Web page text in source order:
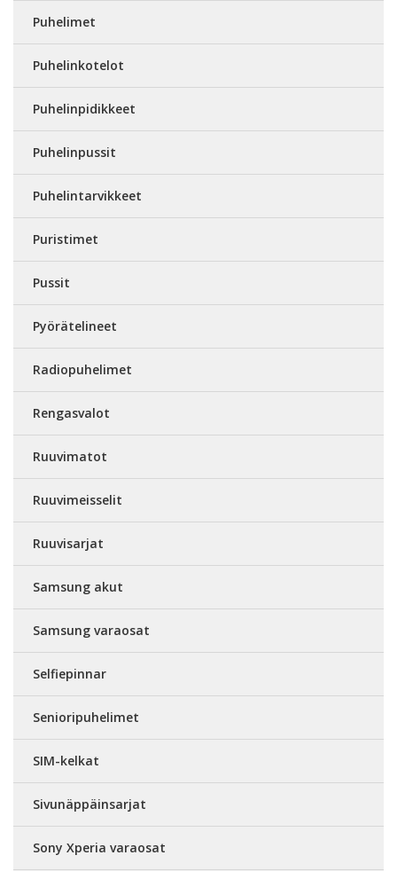
Puhelimet
Puhelinkotelot
Puhelinpidikkeet
Puhelinpussit
Puhelintarvikkeet
Puristimet
Pussit
Pyörätelineet
Radiopuhelimet
Rengasvalot
Ruuvimatot
Ruuvimeisselit
Ruuvisarjat
Samsung akut
Samsung varaosat
Selfiepinnar
Senioripuhelimet
SIM-kelkat
Sivunäppäinsarjat
Sony Xperia varaosat